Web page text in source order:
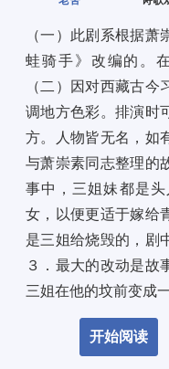
（一）此剧系根据
蛙骑手》改编的。
（二）因对西藏古
调地方色彩。排演时
方。人物皆无名，如
与萧崇素同志整理的
事中，三姐妹都是
女，以便更适于嫁给
是三姐给烧毁的，剧
３．最大的改动是故
三姐在他的坟前变成
开始阅读